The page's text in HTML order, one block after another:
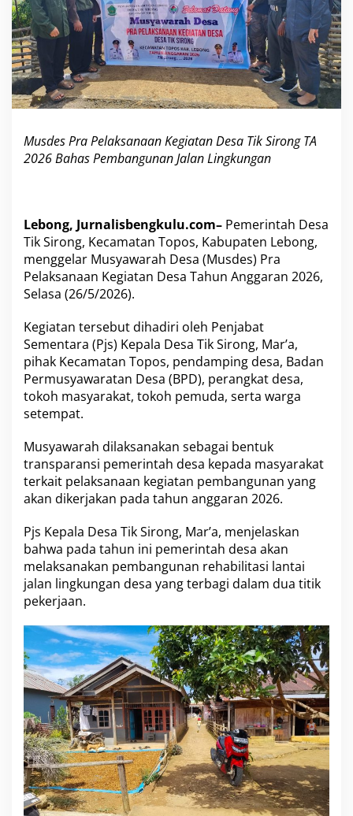
n
K
e
g
i
a
t
a
D
e
k
S
i
r
o
T
A
2
0
2
6
a
s
P
e
b
a
n
g
u
n
J
a
l
a
n
L
i
n
g
k
u
n
g
Musdes Pra Pelaksanaan Kegiatan Desa Tik Sirong TA
2026 Bahas Pembangunan Jalan Lingkungan
Lebong, Jurnalisbengkulu.com– Pemerintah Desa
Tik Sirong, Kecamatan Topos, Kabupaten Lebong,
menggelar Musyawarah Desa (Musdes) Pra
Pelaksanaan Kegiatan Desa Tahun Anggaran 2026,
Selasa (26/5/2026).
Kegiatan tersebut dihadiri oleh Penjabat
Sementara (Pjs) Kepala Desa Tik Sirong, Mar’a,
pihak Kecamatan Topos, pendamping desa, Badan
Permusyawaratan Desa (BPD), perangkat desa,
tokoh masyarakat, tokoh pemuda, serta warga
setempat.
Musyawarah dilaksanakan sebagai bentuk
transparansi pemerintah desa kepada masyarakat
terkait pelaksanaan kegiatan pembangunan yang
akan dikerjakan pada tahun anggaran 2026.
Pjs Kepala Desa Tik Sirong, Mar’a, menjelaskan
bahwa pada tahun ini pemerintah desa akan
melaksanakan pembangunan rehabilitasi lantai
jalan lingkungan desa yang terbagi dalam dua titik
pekerjaan.